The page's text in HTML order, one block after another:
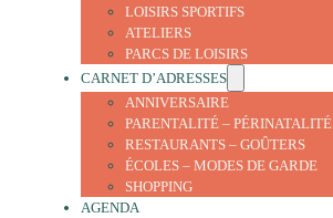
LOISIRS SPORTIFS
ATELIERS
PARCS DE LOISIRS
CARNET D’ADRESSES
ANNIVERSAIRE
PARENTALITÉ – PÉRINATALITÉ
RESTAURANTS – GOÛTERS
ÉCOLES – MODES DE GARDE
SHOPPING
AGENDA